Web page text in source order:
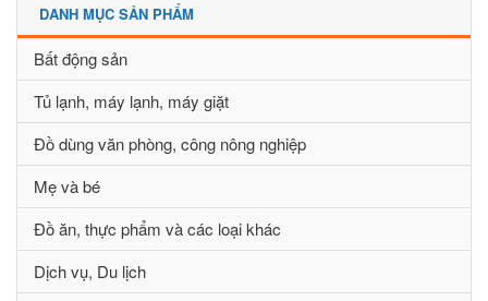
DANH MỤC SẢN PHẨM
Bất động sản
Tủ lạnh, máy lạnh, máy giặt
Đồ dùng văn phòng, công nông nghiệp
Mẹ và bé
Đồ ăn, thực phẩm và các loại khác
Dịch vụ, Du lịch